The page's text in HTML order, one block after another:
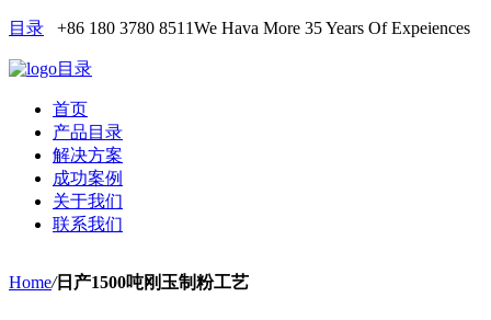
目录 +86 180 3780 8511We Hava More 35 Years Of Expeiences
目录
首页
产品目录
解决方案
成功案例
关于我们
联系我们
Home/日产1500吨刚玉制粉工艺